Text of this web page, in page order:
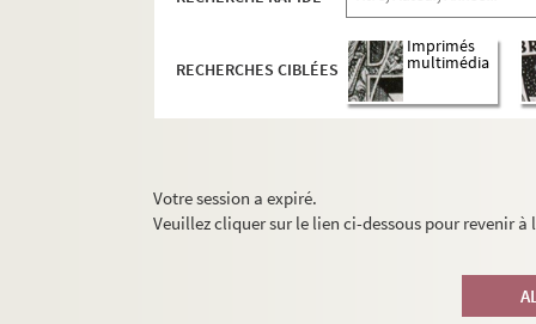
RECHERCHES CIBLÉES
Imprimés
multimédia
Votre session a expiré.
Veuillez cliquer sur le lien ci-dessous pour revenir